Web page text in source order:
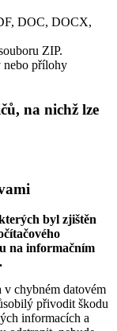
DOC, DOCX,
ZIP.
nebo přílohy
na nichž lze
byl zjištěn
na informačním
v chybném datovém
přivodit škodu
informacích a